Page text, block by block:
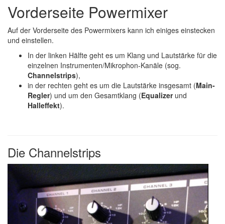
Vorderseite Powermixer
Auf der Vorderseite des Powermixers kann ich einiges einstecken
und einstellen.
In der linken Hälfte geht es um Klang und Lautstärke für die
einzelnen Instrumenten/Mikrophon-Kanäle (sog.
Channelstrips),
in der rechten geht es um die Lautstärke insgesamt (Main-
Regler) und um den Gesamtklang (Equalizer und
Halleffekt).
Die Channelstrips